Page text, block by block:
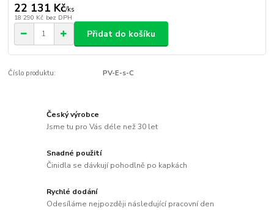
22 131 Kč/ks
18 290 Kč bez DPH
Přidat do košíku
Číslo produktu: PV-E-s-C
Český výrobce
Jsme tu pro Vás déle než 30 let
Snadné použití
Činidla se dávkují pohodlně po kapkách
Rychlé dodání
Odesíláme nejpozději následující pracovní den